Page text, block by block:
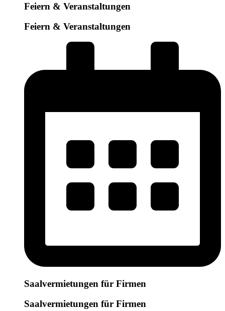
Feiern & Veranstaltungen
Feiern & Veranstaltungen
Saalvermietungen für Firmen
Saalvermietungen für Firmen